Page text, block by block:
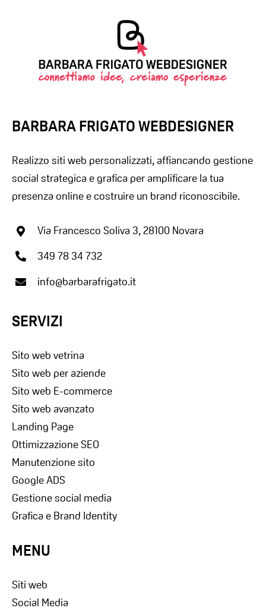
BARBARA FRIGATO WEBDESIGNER
Realizzo siti web personalizzati, affiancando gestione
social strategica e grafica per amplificare la tua
presenza online e costruire un brand riconoscibile.
Via Francesco Soliva 3, 28100 Novara
349 78 34 732
info@barbarafrigato.it
SERVIZI
Sito web vetrina
Sito web per aziende
Sito web E-commerce
Sito web avanzato
Landing Page
Ottimizzazione SEO
Manutenzione sito
Google ADS
Gestione social media
Grafica e Brand Identity
MENU
Siti web
Social Media